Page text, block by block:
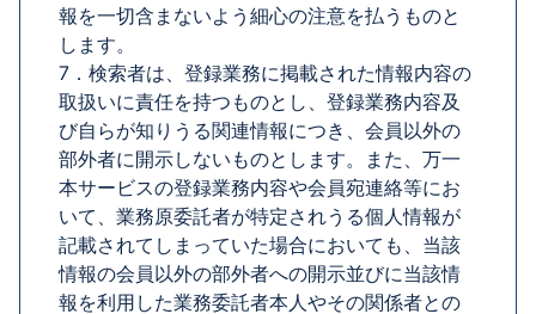
報を一切含まないよう細心の注意を払うものと
します。
7．検索者は、登録業務に掲載された情報内容の
取扱いに責任を持つものとし、登録業務内容及
び自らが知りうる関連情報につき、会員以外の
部外者に開示しないものとします。また、万一
本サービスの登録業務内容や会員宛連絡等にお
いて、業務原委託者が特定されうる個人情報が
記載されてしまっていた場合においても、当該
情報の会員以外の部外者への開示並びに当該情
報を利用した業務委託者本人やその関係者との